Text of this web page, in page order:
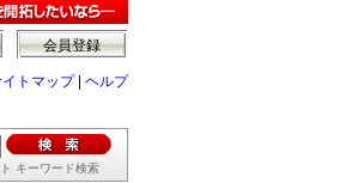
会員登録
トマップ| ヘルプ
キーワード検索